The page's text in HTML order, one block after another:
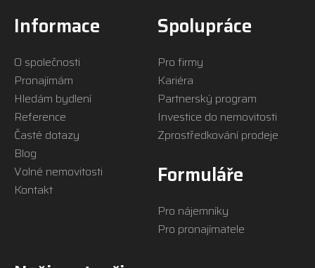
Informace
O společnosti
Pronajímám
Hledám bydlení
Reference
Časté dotazy
Blog
Volné nemovitosti
Kontakt
Spolupráce
Pro firmy
Kariéra
Partnerský program
Investice do nemovitosti
Zprostředkování prodeje
Formuláře
Pro nájemníky
Pro pronajímatele